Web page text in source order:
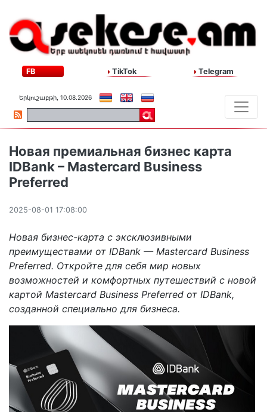
FB TikTok Telegram
Երկուշաբթի, 10.08.2026
Новая премиальная бизнес карта
IDBank – Mastercard Business
Preferred
2025-08-01 17:08:00
Новая бизнес-карта с эксклюзивными
преимуществами от IDBank — Mastercard Business
Preferred. Откройте для себя мир новых
возможностей и комфортных путешествий с новой
картой Mastercard Business Preferred от IDBank,
созданной специально для бизнеса.